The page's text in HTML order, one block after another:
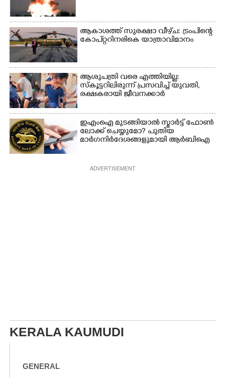
ആകാശത്ത് സുരക്ഷാ വീഴ്‌ച: ട്രംപിന്റെ
കോ‌പ്‌റ്ററിനരികെ യാത്രാവിമാനം
ആശുപത്രി വരെ എത്തിയില്ല:
സ്കൂട്ടറിലിരുന്ന് പ്രസവിച്ച് യുവതി,
രക്ഷകരായി ജീവനക്കാർ
ഇഎംഐ മുടങ്ങിയാൽ സ്മാർട്ട് ഫോൺ
ലോക്ക് ചെയ്യുമോ? പുതിയ
മാർഗനിർദേശങ്ങളുമായി ആർബിഐ
ADVERTISEMENT
KERALA KAUMUDI
GENERAL